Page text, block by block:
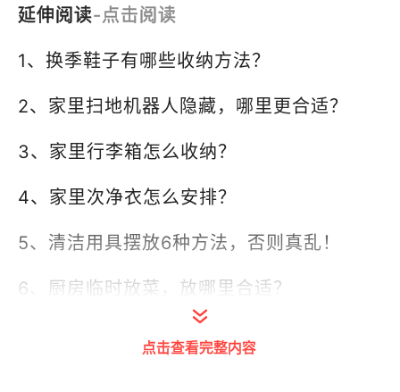
延伸阅读-点击阅读
1、换季鞋子有哪些收纳方法？
2、家里扫地机器人隐藏，哪里更合适？
3、家里行李箱怎么收纳？
4、家里次净衣怎么安排？
5、清洁用具摆放6种方法，否则真乱！
6、厨房临时放菜，放哪里合适？
7、家里有小孩，玩具怎么收纳比较好？
点击查看完整内容